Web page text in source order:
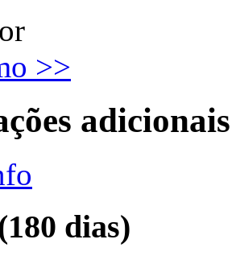
>>
adicionais
dias)